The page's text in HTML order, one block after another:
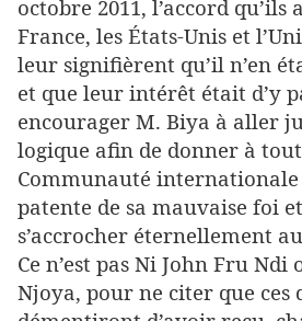
octobre 2011, l’accord
France, les États-Unis et
leur signifièrent qu’il n’en
et que leur intérêt était d’y
encourager M. Biya à aller
logique afin de donner à
Communauté
patente de sa mauvaise foi
s’accrocher éternellement
Ce n’est pas Ni John Fru
Njoya, pour ne citer que ces